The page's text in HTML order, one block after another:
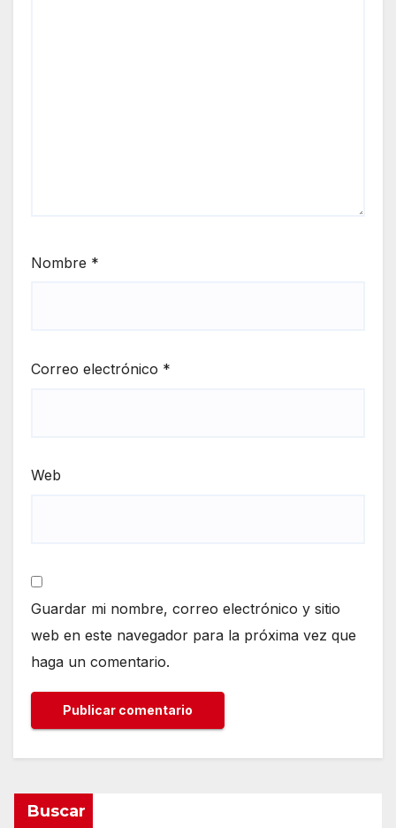
Nombre *
Correo electrónico *
Web
Guardar mi nombre, correo electrónico y sitio
web en este navegador para la próxima vez que
haga un comentario.
Buscar